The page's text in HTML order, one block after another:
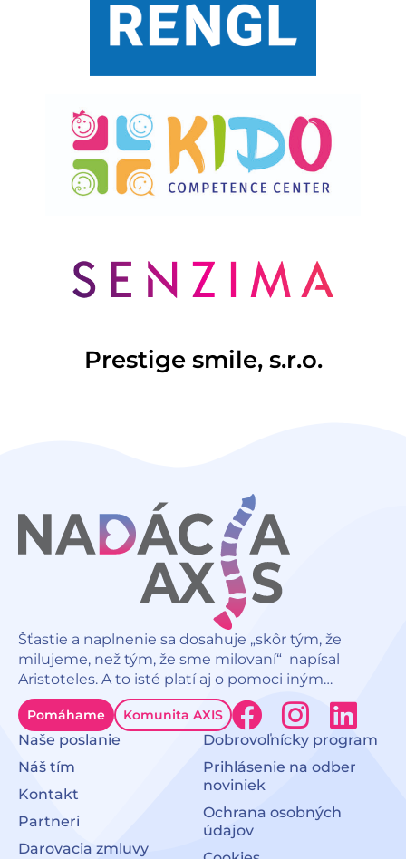
Prestige smile, s.r.o.
Šťastie a naplnenie sa dosahuje „skôr tým, že
milujeme, než tým, že sme milovaní“ napísal
Aristoteles. A to isté platí aj o pomoci iným…
Pomáhame Komunita AXIS
F
a
c
e
b
I
n
s
t
L
i
n
Naše poslanie
Náš tím
Kontakt
Partneri
Darovacia zmluvy
Dobrovoľnícky program
Prihlásenie na odber
noviniek
Ochrana osobných
údajov